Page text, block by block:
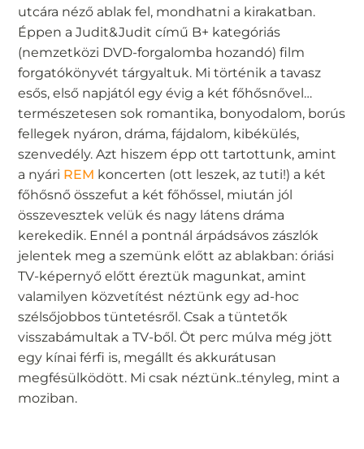
utcára néző ablak fel, mondhatni a kirakatban.
Éppen a Judit&Judit című B+ kategóriás
(nemzetközi DVD-forgalomba hozandó) film
forgatókönyvét tárgyaltuk. Mi történik a tavasz
esős, első napjától egy évig a két főhősnővel…
természetesen sok romantika, bonyodalom, borús
fellegek nyáron, dráma, fájdalom, kibékülés,
szenvedély. Azt hiszem épp ott tartottunk, amint
a nyári REM koncerten (ott leszek, az tuti!) a két
főhősnő összefut a két főhőssel, miután jól
összevesztek velük és nagy látens dráma
kerekedik. Ennél a pontnál árpádsávos zászlók
jelentek meg a szemünk előtt az ablakban: óriási
TV-képernyő előtt éreztük magunkat, amint
valamilyen közvetítést néztünk egy ad-hoc
szélsőjobbos tüntetésről. Csak a tüntetők
visszabámultak a TV-ből. Öt perc múlva még jött
egy kínai férfi is, megállt és akkurátusan
megfésülködött. Mi csak néztünk..tényleg, mint a
moziban.